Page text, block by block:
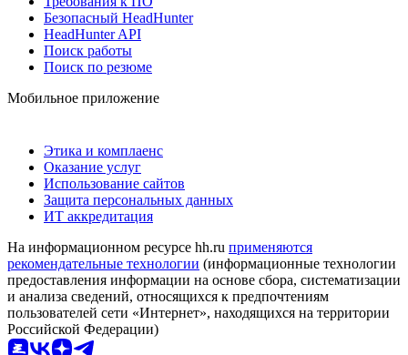
Безопасный HeadHunter
HeadHunter API
Поиск работы
Поиск по резюме
Мобильное приложение
Этика и комплаенс
Оказание услуг
Использование сайтов
Защита персональных данных
ИТ аккредитация
На информационном ресурсе hh.ru применяются
рекомендательные технологии (информационные технологии
предоставления информации на основе сбора, систематизации
и анализа сведений, относящихся к предпочтениям
пользователей сети «Интернет», находящихся на территории
Российской Федерации)